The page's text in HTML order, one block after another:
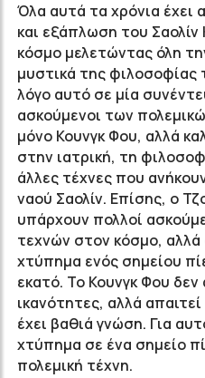
Όλα αυτά τα χρόνια
και εξάπλωση του
κόσμο μελετώντας όλη
μυστικά της φιλοσοφίας
λόγο αυτό σε μία
ασκούμενοι των
μόνο Κουνγκ Φου, αλλά
στην ιατρική, τη
άλλες τέχνες που
ναού Σαολίν. Επίσης, ο
υπάρχουν πολλοί
τεχνών στον κόσμο, αλλά
χτύπημα ενός σημείου
εκατό. Το Κουνγκ Φου δεν
ικανότητες, αλλά
έχει βαθιά γνώση. Για
χτύπημα σε ένα σημείο
πολεμική τέχνη.